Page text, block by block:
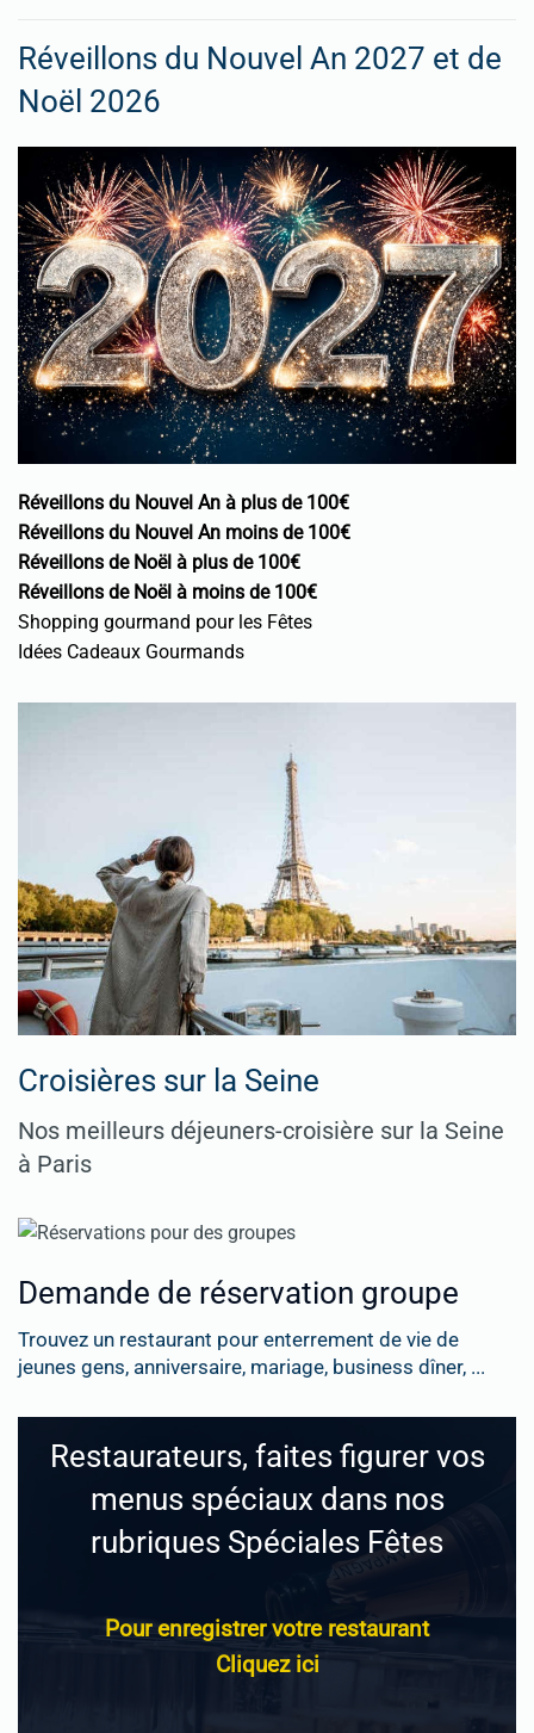
Réveillons du Nouvel An 2027 et de
Noël 2026
Réveillons du Nouvel An à plus de 100€
Réveillons du Nouvel An moins de 100€
Réveillons de Noël à plus de 100€
Réveillons de Noël à moins de 100€
Shopping gourmand pour les Fêtes
Idées Cadeaux Gourmands
Croisières sur la Seine
Nos meilleurs déjeuners-croisière sur la Seine
à Paris
Demande de réservation groupe
Trouvez un restaurant pour enterrement de vie de
jeunes gens, anniversaire, mariage, business dîner, ...
Restaurateurs, faites figurer vos
menus spéciaux dans nos
rubriques Spéciales Fêtes
Pour enregistrer votre restaurant
Cliquez ici